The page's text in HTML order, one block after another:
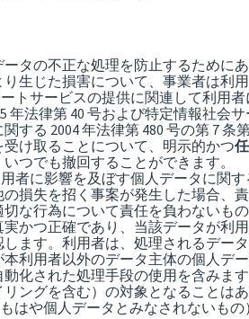
タの不正な処理を防止するために
生じた損害について、事業者は利
トサービスの提供に関連して利用
年法律第 40 号および特定情報社会
する 2004 年法律第 480 号の第 7
受け取ることについて、明示的かつ
つでも撤回することができます。
者に影響を及ぼす個人データに関
損失を招く事案が発生した場合、
な行為について責任を負わないもの
かつ正確であり、当該データが利
ます。利用者は、処理されるデ
利用者以外のデータ主体の個人デ
化された処理手段の使用を含みま
ングを含む）の対象となることはあ
はや個人データとみなされないも